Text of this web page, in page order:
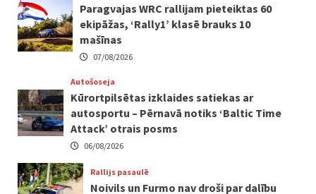
Paragvajas WRC rallijam pieteiktas 60
ekipāžas, ‘Rally1’ klasē brauks 10
mašīnas
07/08/2026
Autošoseja
Kūrortpilsētas izklaides satiekas ar
autosportu – Pērnavā notiks ‘Baltic Time
Attack’ otrais posms
06/08/2026
Rallijs pasaulē
Noivils un Furmo nav droši par dalību